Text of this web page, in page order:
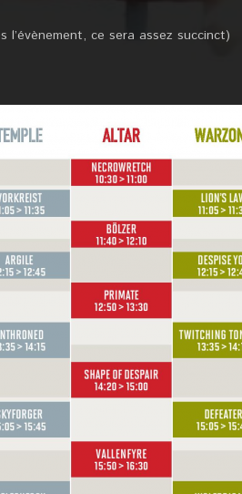
ce sera assez succinct)